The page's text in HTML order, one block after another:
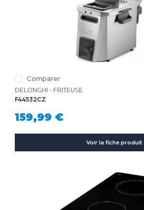
Comparer
DELONGHI - FRITEUSE
F44532CZ
159,99 €
Voir la fiche produit